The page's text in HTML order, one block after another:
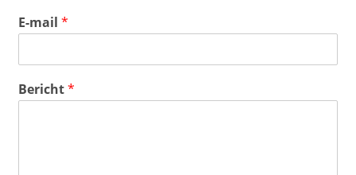
E-mail*
Bericht*